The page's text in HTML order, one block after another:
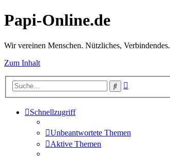
Papi-Online.de
Wir vereinen Menschen. Nützliches, Verbindendes.
Zum Inhalt
Suche
Schnellzugriff
Unbeantwortete Themen
Aktive Themen